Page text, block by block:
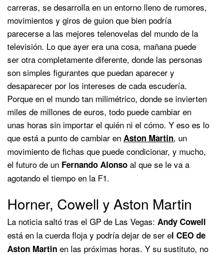
carreras, se desarrolla en un entorno lleno de rumores,
movimientos y giros de guion que bien podría
parecerse a las mejores telenovelas del mundo de la
televisión. Lo que ayer era una cosa, mañana puede
ser otra completamente diferente, donde las personas
son simples figurantes que puedan aparecer y
desaparecer por los intereses de cada escudería.
Porque en el mundo tan milimétrico, donde se invierten
miles de millones de euros, todo puede cambiar en
unas horas sin importar el quién ni el cómo. Y eso es lo
que está a punto de cambiar en Aston Martin, un
movimiento de fichas que puede condicionar, y mucho,
el futuro de un Fernando Alonso al que se le va a
agotando el tiempo en la F1.
Horner, Cowell y Aston Martin
La noticia saltó tras el GP de Las Vegas: Andy Cowell
está en la cuerda floja y podría dejar de ser el CEO de
Aston Martin en las próximas horas. Y su sustituto, no